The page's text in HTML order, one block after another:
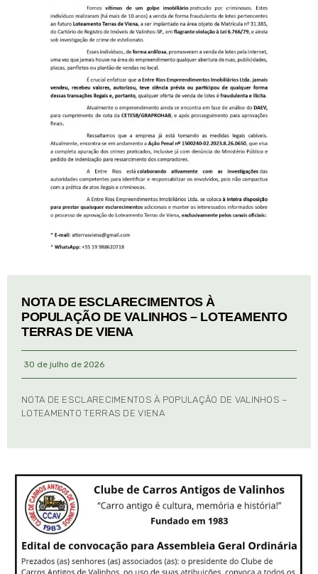
NOTA DE ESCLARECIMENTOS À
POPULAÇÃO DE VALINHOS – LOTEAMENTO
TERRAS DE VIENA
30 de julho de 2026
NOTA DE ESCLARECIMENTOS À POPULAÇÃO DE VALINHOS –
LOTEAMENTO TERRAS DE VIENA